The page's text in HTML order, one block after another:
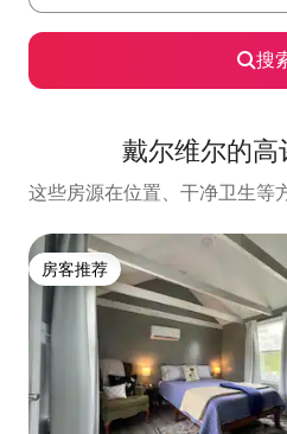
搜
戴尔维尔的高
这些房源在位置、干净卫生等
房客推荐
房客推荐